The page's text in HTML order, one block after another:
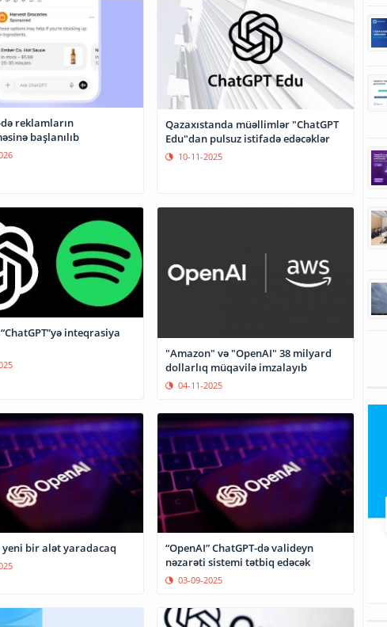
də reklamların
başlanılıb
Qazaxıstanda müəllimlər "ChatGPT
Edu"dan pulsuz istifadə edəcəklər
10-11-2025
inteqrasiya
"Amazon" və "OpenAI" 38 milyard
dollarlıq müqavilə imzalayıb
04-11-2025
yeni bir alət yaradacaq
“OpenAI” ChatGPT-də valideyn
nəzarəti sistemi tətbiq edəcək
03-09-2025